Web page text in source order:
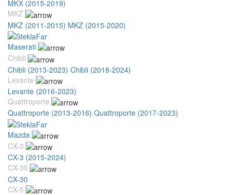
MKX (2015-2019)
MKZ
MKZ (2011-2015) MKZ (2015-2020)
Maserati
Chibli
Chibli (2013-2023) Chibli (2018-2024)
Levante
Levante (2016-2023)
Quattroporte
Quattroporte (2013-2016) Quattroporte (2017-2023)
Mazda
CX-3
CX-3 (2015-2024)
CX-30
CX-30
CX-5